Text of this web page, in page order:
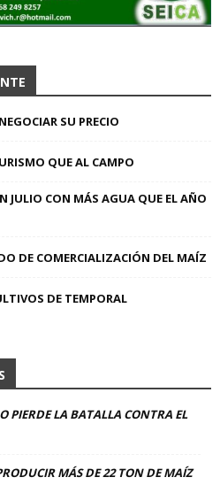
SU PRECIO
QUE AL CAMPO
JULIO CON MÁS AGUA QUE EL AÑO
DE COMERCIALIZACIÓN DEL MAÍZ
DE TEMPORAL
PIERDE LA BATALLA CONTRA EL
MÁS DE 22 TON DE MAÍZ